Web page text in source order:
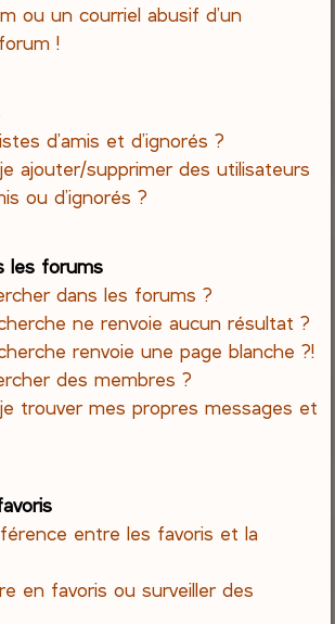
ou un courriel abusif d’un
!
d’amis et d’ignorés ?
ajouter/supprimer des utilisateurs
ou d’ignorés ?
les forums
dans les forums ?
ne renvoie aucun résultat ?
renvoie une page blanche ?!
des membres ?
trouver mes propres messages et
entre les favoris et la
en favoris ou surveiller des